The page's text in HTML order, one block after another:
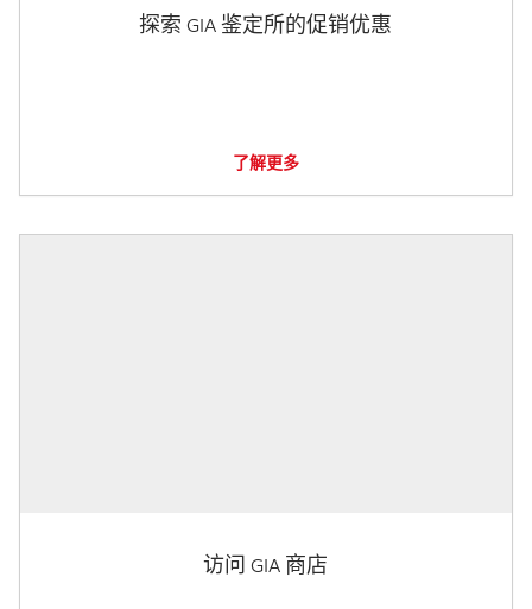
探索 GIA 鉴定所的促销优惠
了解更多
访问 GIA 商店